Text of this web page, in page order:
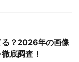
る？2026年の画像
底調査！